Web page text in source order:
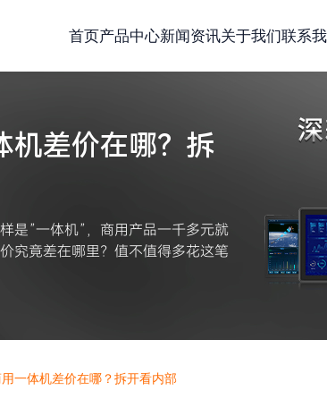
首页产品中心新闻资讯关于我们联系
机差价在哪？拆
是”一体机”，商用产品一千多元就
究竟差在哪里？值不值得多花这笔
一体机差价在哪？拆开看内部